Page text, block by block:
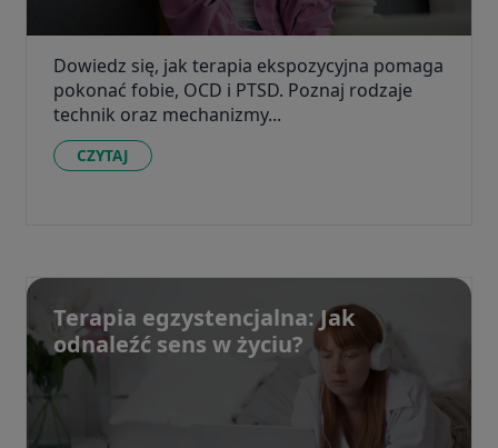
Dowiedz się, jak terapia ekspozycyjna pomaga
pokonać fobie, OCD i PTSD. Poznaj rodzaje
technik oraz mechanizmy...
CZYTAJ
Terapia egzystencjalna: Jak
odnaleźć sens w życiu?